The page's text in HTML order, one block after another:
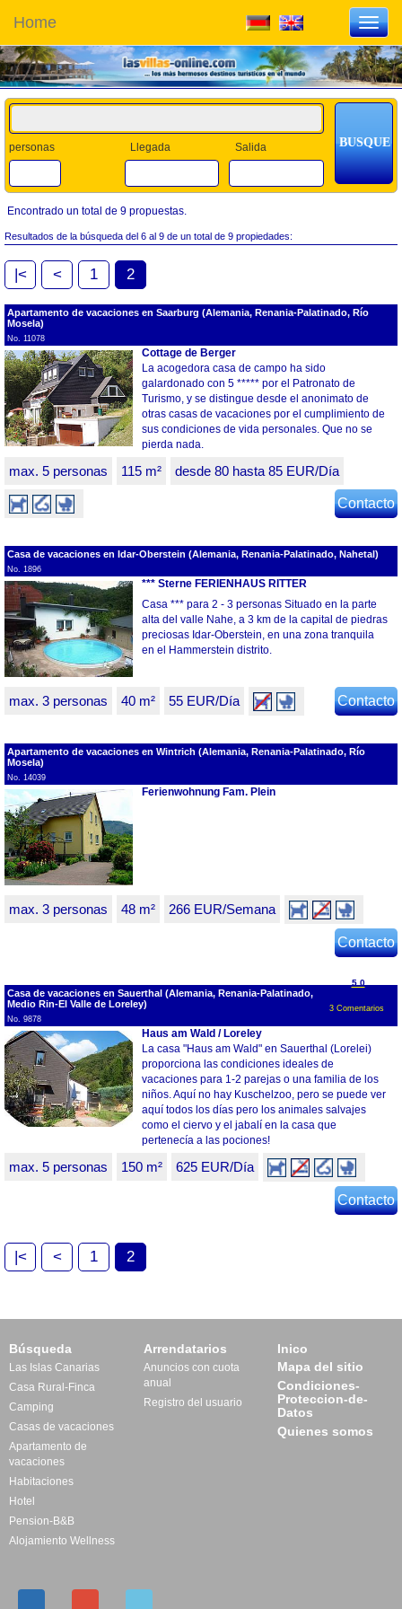
Home
personas Llegada Salida
Encontrado un total de 9 propuestas.
Resultados de la búsqueda del 6 al 9 de un total de 9 propiedades:
|< < 1 2
Apartamento de vacaciones en Saarburg (Alemania, Renania-Palatinado, Río
Mosela)
No. 11078
Cottage de Berger
La acogedora casa de campo ha sido
galardonado con 5 ***** por el Patronato de
Turismo, y se distingue desde el anonimato de
otras casas de vacaciones por el cumplimiento de
sus condiciones de vida personales. Que no se
pierda nada.
max. 5 personas 115 m² desde 80 hasta 85 EUR/Día
Contacto
Casa de vacaciones en Idar-Oberstein (Alemania, Renania-Palatinado, Nahetal)
No. 1896
*** Sterne FERIENHAUS RITTER
Casa *** para 2 - 3 personas Situado en la parte
alta del valle Nahe, a 3 km de la capital de piedras
preciosas Idar-Oberstein, en una zona tranquila
en el Hammerstein distrito.
max. 3 personas 40 m² 55 EUR/Día Contacto
Apartamento de vacaciones en Wintrich (Alemania, Renania-Palatinado, Río
Mosela)
No. 14039
Ferienwohnung Fam. Plein
max. 3 personas 48 m² 266 EUR/Semana
Contacto
5.0
3 Comentarios
Casa de vacaciones en Sauerthal (Alemania, Renania-Palatinado,
Medio Rin-El Valle de Loreley)
No. 9878
Haus am Wald / Loreley
La casa "Haus am Wald" en Sauerthal (Lorelei)
proporciona las condiciones ideales de
vacaciones para 1-2 parejas o una familia de los
niños. Aquí no hay Kuschelzoo, pero se puede ver
aquí todos los días pero los animales salvajes
como el ciervo y el jabalí en la casa que
pertenecía a las pociones!
max. 5 personas 150 m² 625 EUR/Día
Contacto
|< < 1 2
Búsqueda
Las Islas Canarias
Casa Rural-Finca
Camping
Casas de vacaciones
Apartamento de
vacaciones
Habitaciones
Hotel
Pension-B&B
Alojamiento Wellness
Arrendatarios
Anuncios con cuota
anual
Registro del usuario
Inico
Mapa del sitio
Condiciones-
Proteccion-de-
Datos
Quienes somos